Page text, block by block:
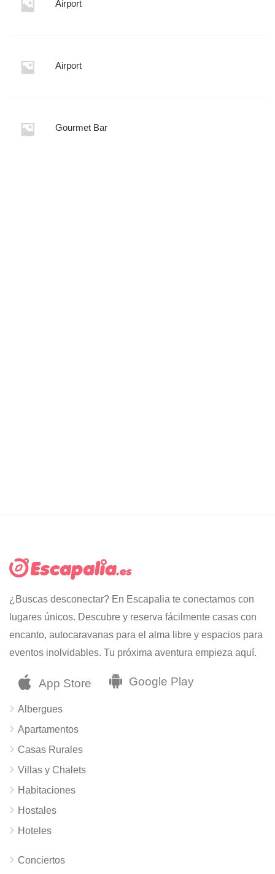
Airport
Airport
Gourmet Bar
¿Buscas desconectar? En Escapalia te conectamos con
lugares únicos. Descubre y reserva fácilmente casas con
encanto, autocaravanas para el alma libre y espacios para
eventos inolvidables. Tu próxima aventura empieza aquí.
Albergues
Apartamentos
Casas Rurales
Villas y Chalets
Habitaciones
Hostales
Hoteles
Conciertos